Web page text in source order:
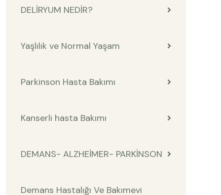
DELİRYUM NEDİR?
Yaşlılık ve Normal Yaşam
Parkinson Hasta Bakımı
Kanserli hasta Bakımı
DEMANS- ALZHEİMER- PARKİNSON
Demans Hastalığı Ve Bakımevi